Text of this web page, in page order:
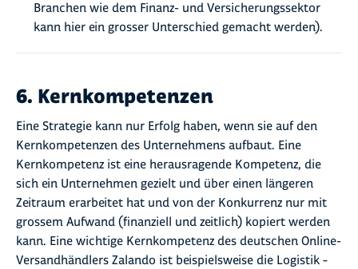
Branchen wie dem Finanz- und Versicherungssektor
kann hier ein grosser Unterschied gemacht werden).
6. Kernkompetenzen
Eine Strategie kann nur Erfolg haben, wenn sie auf den
Kernkompetenzen des Unternehmens aufbaut. Eine
Kernkompetenz ist eine herausragende Kompetenz, die
sich ein Unternehmen gezielt und über einen längeren
Zeitraum erarbeitet hat und von der Konkurrenz nur mit
grossem Aufwand (finanziell und zeitlich) kopiert werden
kann. Eine wichtige Kernkompetenz des deutschen Online-
Versandhändlers Zalando ist beispielsweise die Logistik –